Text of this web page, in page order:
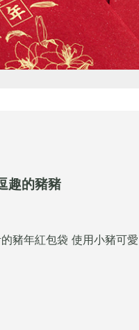
趣的豬豬
豬年紅包袋 使用小豬可愛